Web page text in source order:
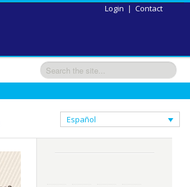
Contact
|
Login
Español